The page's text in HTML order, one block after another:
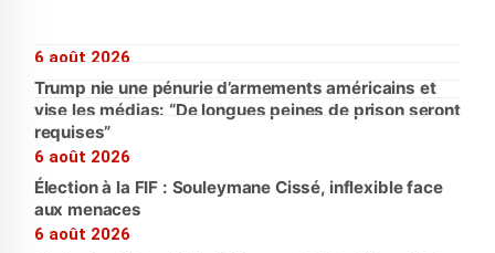
6 août 2026
Trump nie une pénurie d’armements américains et
vise les médias: “De longues peines de prison seront
requises”
6 août 2026
Élection à la FIF : Souleymane Cissé, inflexible face
aux menaces
6 août 2026